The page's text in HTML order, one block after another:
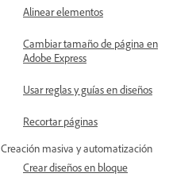
Alinear elementos
Cambiar tamaño de página en
Adobe Express
Usar reglas y guías en diseños
Recortar páginas
Creación masiva y automatización
Crear diseños en bloque